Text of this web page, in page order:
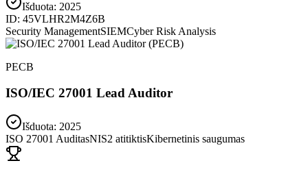
Išduota: 2025
ID: 45VLHR2M4Z6B
Security ManagementSIEMCyber Risk Analysis
PECB
ISO/IEC 27001 Lead Auditor
Išduota: 2025
ISO 27001 AuditasNIS2 atitiktisKibernetinis saugumas